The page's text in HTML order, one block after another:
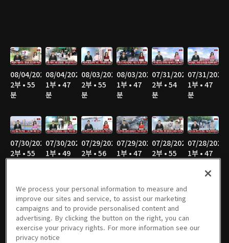
08/04/2026
2부 • 55
분
08/04/2026
1부 • 47
분
08/03/2026
2부 • 55
분
08/03/2026
1부 • 47
분
07/31/2026
2부 • 54
분
07/31/2026
1부 • 47
분
07/30/2026
2부 • 55
07/30/2026
1부 • 49
07/29/2026
2부 • 56
07/29/2026
1부 • 47
07/28/2026
2부 • 55
07/28/2026
1부 • 47
07/27/2026
2부 • 58
분
07/27/2026
1부 • 46
분
07/24/2026
2부 • 56
분
07/24/2026
1부 • 47
분
07/23/2026
2부 • 55
분
1부 • 47
분
We process your personal information to measure and
improve our sites and service, to assist our marketing
campaigns and to provide personalised content and
advertising. By clicking the button on the right, you can
exercise your privacy rights. For more information see our
privacy notice